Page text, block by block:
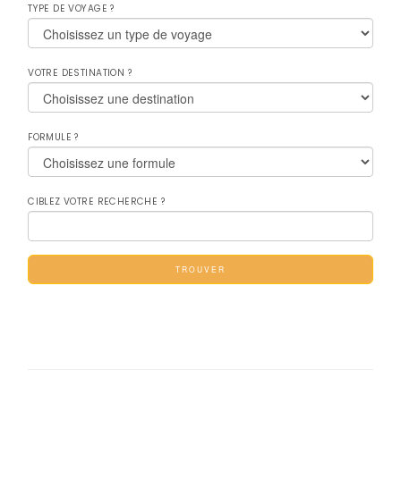
TYPE DE VOYAGE ?
VOTRE DESTINATION ?
FORMULE ?
CIBLEZ VOTRE RECHERCHE ?
TROUVER